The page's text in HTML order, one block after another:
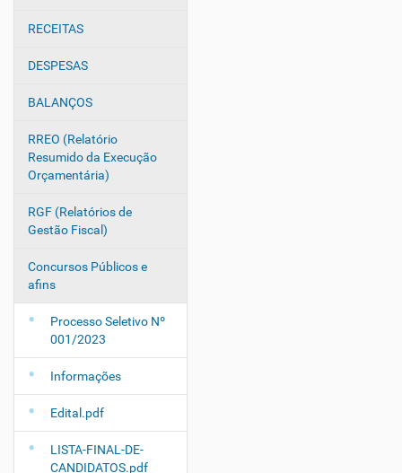
g
ç
ã
RECEITAS
DESPESAS
BALANÇOS
RREO (Relatório
Resumido da Execução
Orçamentária)
RGF (Relatórios de
Gestão Fiscal)
Concursos Públicos e
afins
Processo Seletivo Nº
001/2023
Informações
Edital.pdf
LISTA-FINAL-DE-
CANDIDATOS.pdf